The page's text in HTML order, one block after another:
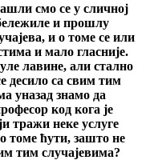
смо се у сличној
и прошлу
и о томе се или
и мало гласније.
лавине, али стално
десило са свим тим
уназад знамо да
код кога је
тражи неке услуге
томе ћути, зашто не
тим случајевима?